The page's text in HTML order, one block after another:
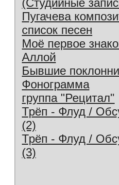
Пугачева
список песен
Моё первое
Аллой
Бывшие
Фонограмма
группа "Рецитал"
Трёп - Флуд /
(2)
Трёп - Флуд /
(3)